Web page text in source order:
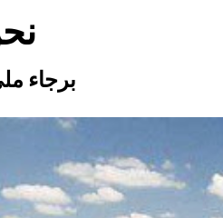
برجاء